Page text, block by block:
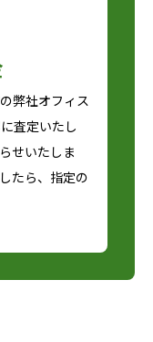
の弊社オフィス
査定いたし
せいたしま
たら、指定の